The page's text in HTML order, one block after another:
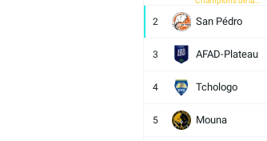
2 San Pédro
3 AFAD-Plateau
4 Tchologo
5 Mouna